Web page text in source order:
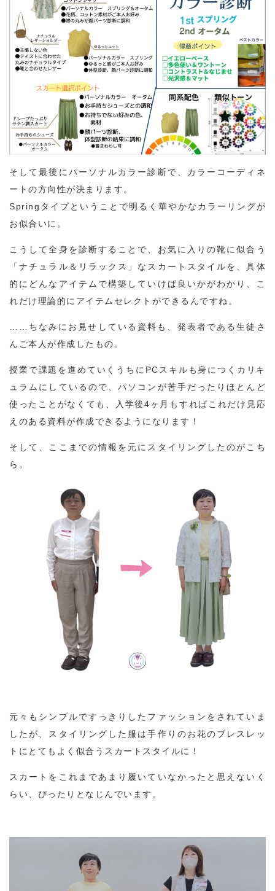
そして最後にパーソナルカラー診断で、カラーコーディネ
ートの方向性が決まります。
Springタイプということで明るく華やかなカラーリングが
お似合いに。
こうして全身を診断することで、お気に入りの靴に似合う
「ナチュラル＆リラックス」なスカートスタイルを、具体
的にどんなアイテムで構築していけば良いかがわかり、こ
れだけ理論的にアイテムセレクトができるんですね。
……ちなみにお見せしている資料も、発表者である生徒さ
んご本人が作成したもの。
授業で課題を進めていくうちにPCスキルも身につくカリキ
ュラムにしているので、パソコンが苦手だったりほとんど
使ったことがなくても、入学後4ヶ月もすればこれだけ見応
えのある資料が作成できるようになります！
そして、ここまでの情報を元にスタイリングしたのがこち
ら。
元々もシンプルですっきりしたファッションをされていま
したが、スタイリングした服は手作りのお花のブレスレッ
トにとてもよく似合うスカートスタイルに！
スカートをこれまであまり履いていなかったと思えないく
らい、ぴったりとなじんでいます。